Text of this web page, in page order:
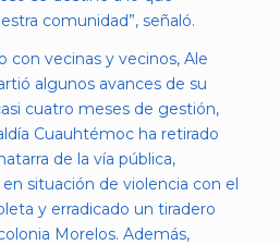
comunidad”, señaló.
con vecinas y vecinos, Ale
algunos avances de su
cuatro meses de gestión,
Cuauhtémoc ha retirado
de la vía pública,
situación de violencia con el
y erradicado un tiradero
Morelos. Además,